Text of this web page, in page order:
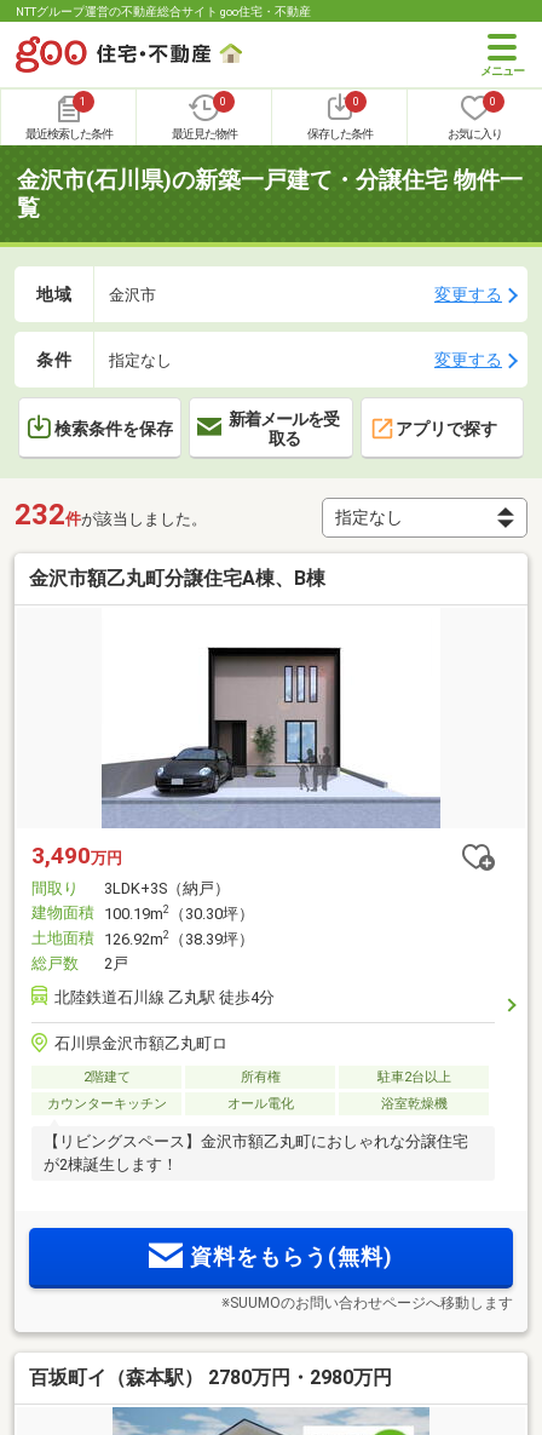
NTTグループ運営の不動産総合サイト goo住宅・不動産
1
最近検索した条件
0
最近見た物件
0
保存した条件
0
お気に入り
金沢市(石川県)の新築一戸建て・分譲住宅 物件一
覧
地域 金沢市 変更する
条件 指定なし 変更する
検索条件を保存
新着メールを受
取る
アプリで探す
232件が該当しました。
金沢市額乙丸町分譲住宅A棟、B棟
3,490万円
間取り
3LDK+3S（納戸）
建物面積 100.19m2
（30.30坪）
土地面積 126.92m2
（38.39坪）
総戸数
2戸
北陸鉄道石川線 乙丸駅 徒歩4分
石川県金沢市額乙丸町ロ
2階建て 所有権
駐車2台以上
カウンターキッチン
オール電化 浴室乾燥機
【リビングスペース】金沢市額乙丸町におしゃれな分譲住宅
が2棟誕生します！
資料をもらう(無料)
※SUUMOのお問い合わせページへ移動します
百坂町イ（森本駅） 2780万円・2980万円